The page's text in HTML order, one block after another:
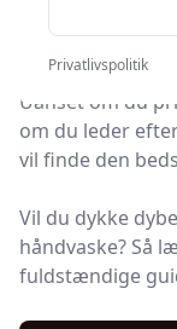
Vi har udvalgt
rigtige.
Uanset om du
om du leder
vil finde den
Vil du dykke
håndvaske? Så
fuldstændige
Privatlivspolitik